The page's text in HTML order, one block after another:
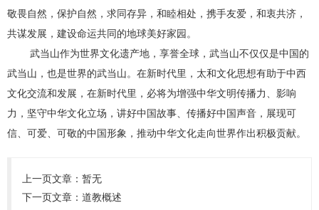
敬畏自然，保护自然，求同存异，和睦相处，携手友爱，和衷共济，
共谋发展，建设命运共同的地球美好家园。
武当山作为世界文化遗产地，享誉全球，武当山不仅仅是中国的
武当山，也是世界的武当山。在新时代里，太和文化思想有助于中西
文化交流和发展，在新时代里，必将为增强中华文明传播力、影响
力，坚守中华文化立场，讲好中国故事、传播好中国声音，展现可
信、可爱、可敬的中国形象，推动中华文化走向世界作出积极贡献。
上一页文章：暂无
下一页文章： 道教概述